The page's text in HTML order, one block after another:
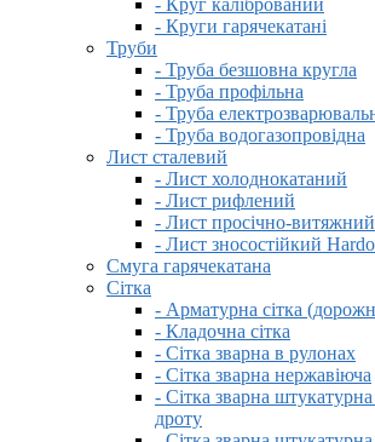
- Круг калібрований
- Круги гарячекатані
Труби
- Труба безшовна кругла
- Труба профільна
- Труба
- Труба водогазопровідна
Лист сталевий
- Лист холоднокатаний
- Лист рифлений
- Лист просічно-
- Лист зносостійкий
Смуга гарячекатана
Сітка
- Арматурна сітка
- Кладочна сітка
- Сітка зварна в рулонах
- Сітка зварна нержавіюча
- Сітка зварна
дроту